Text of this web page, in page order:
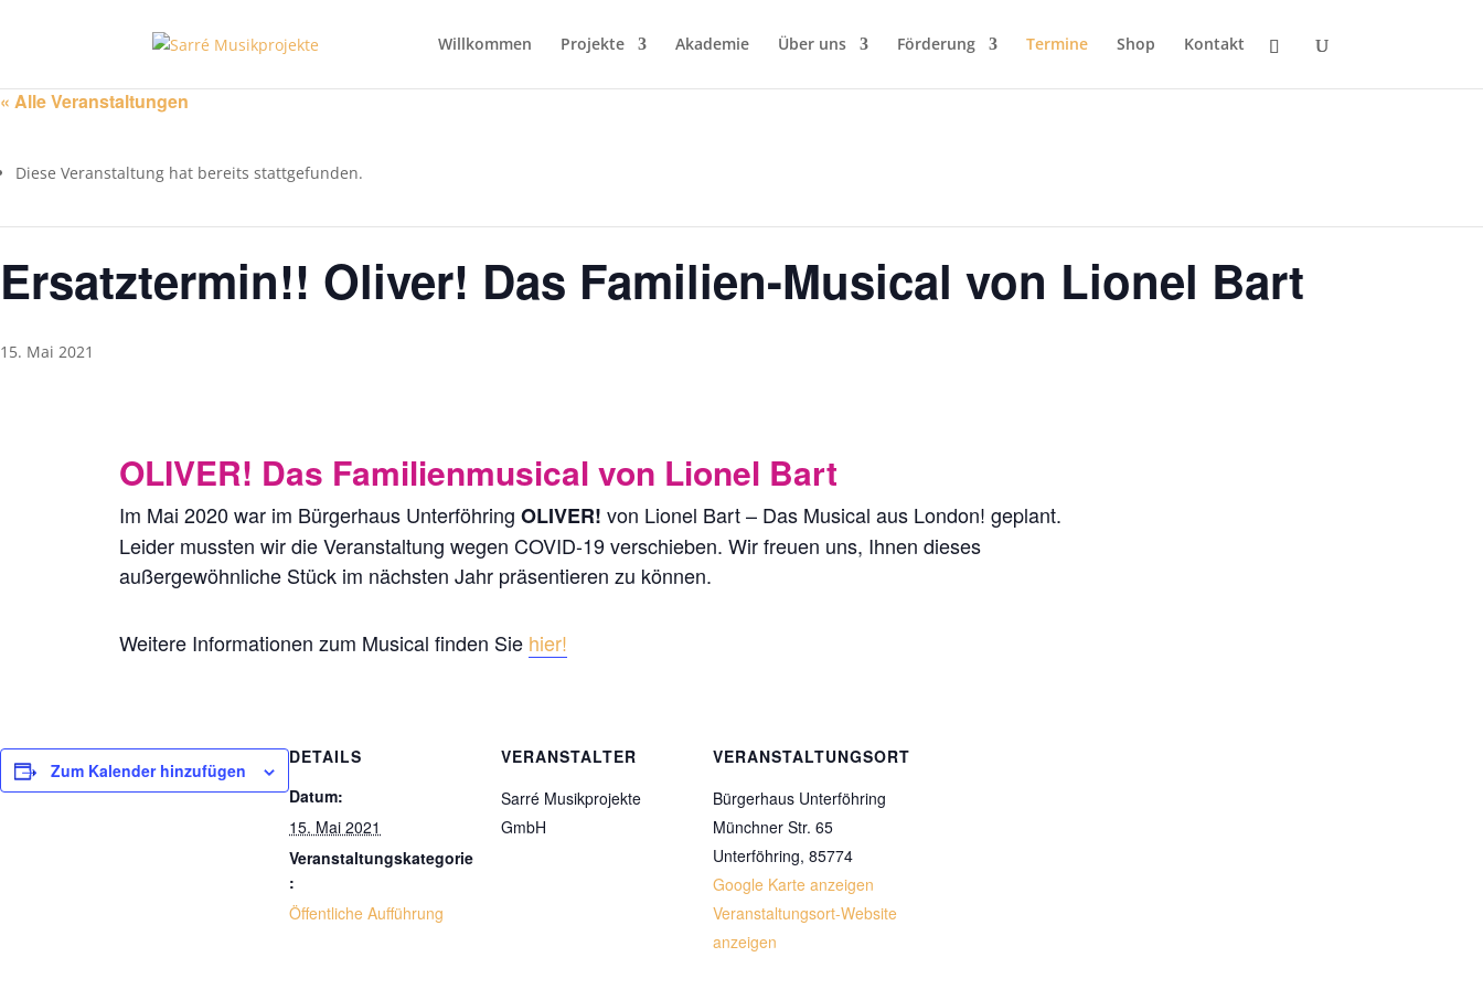
Willkommen Projekte Akademie Über uns Förderung Termine Shop Kontakt
« Alle Veranstaltungen
Diese Veranstaltung hat bereits stattgefunden.
Ersatztermin!! Oliver! Das Familien-Musical von Lionel Bart
15. Mai 2021
OLIVER! Das Familienmusical von Lionel Bart
Im Mai 2020 war im Bürgerhaus Unterföhring OLIVER! von Lionel Bart – Das Musical aus London! geplant.
Leider mussten wir die Veranstaltung wegen COVID-19 verschieben. Wir freuen uns, Ihnen dieses
außergewöhnliche Stück im nächsten Jahr präsentieren zu können.
Weitere Informationen zum Musical finden Sie hier!
Zum Kalender hinzufügen
DETAILS
Datum:
15. Mai 2021
Veranstaltungskategorie
:
Öffentliche Aufführung
VERANSTALTER
Sarré Musikprojekte
GmbH
VERANSTALTUNGSORT
Bürgerhaus Unterföhring
Münchner Str. 65
Unterföhring, 85774
Google Karte anzeigen
Veranstaltungsort-Website
anzeigen